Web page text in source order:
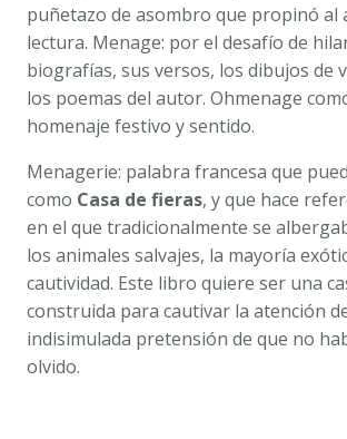
puñetazo de asombro que propinó al
lectura. Menage: por el desafío de
biografías, sus versos, los dibujos de
los poemas del autor. Ohmenage
homenaje festivo y sentido.
Menagerie: palabra francesa que
como Casa de fieras, y que hace
en el que tradicionalmente se
los animales salvajes, la mayoría
cautividad. Este libro quiere ser una
construida para cautivar la atención
indisimulada pretensión de que no
olvido.